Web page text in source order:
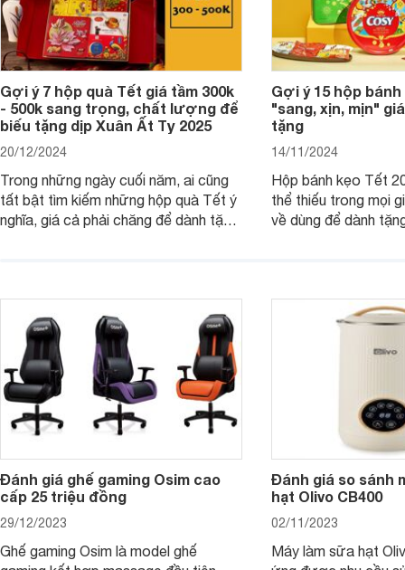
Gợi ý 7 hộp quà Tết giá tầm 300k
- 500k sang trọng, chất lượng để
biếu tặng dịp Xuân Ất Tỵ 2025
20/12/2024
Trong những ngày cuối năm, ai cũng
tất bật tìm kiếm những hộp quà Tết ý
nghĩa, giá cả phải chăng để dành tặng
- 500k đẹp mắt nhé.
Gợi ý 15 hộp
"sang, xịn, mịn"
tặng
14/11/2024
Hộp bánh kẹo Tết
thể thiếu trong mọi
về dùng để dành
2025 mới vừa sang,
mua sắm cuối năm.
Đánh giá ghế gaming Osim cao
cấp 25 triệu đồng
29/12/2023
Ghế gaming Osim là model ghế
Đánh giá so sánh
hạt Olivo CB400
02/11/2023
Máy làm sữa hạt